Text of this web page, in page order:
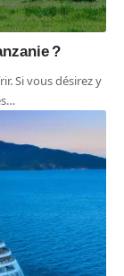
?
Si vous désirez y
…